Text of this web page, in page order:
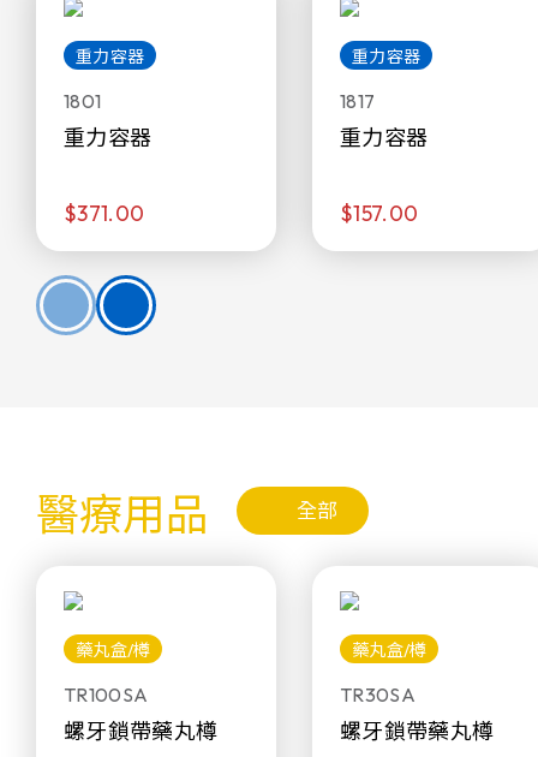
重力容器
1801
重力容器
$371.00
重力容器
1817
重力容器
$157.00
醫療用品 全部
藥丸盒/樽
TR100SA
螺牙鎖帶藥丸樽
藥丸盒/樽
TR30SA
螺牙鎖帶藥丸樽